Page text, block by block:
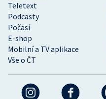
Teletext
Podcasty
Počasí
E-shop
Mobilní a TV aplikace
Vše o ČT